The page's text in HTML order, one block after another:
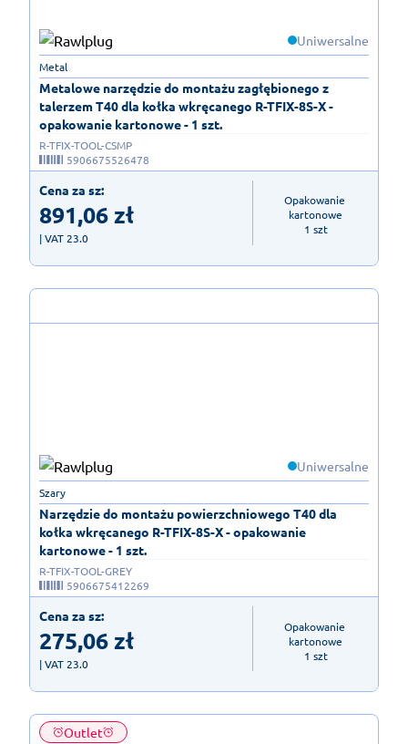
Uniwersalne
Metalowe narzędzie do montażu zagłębionego z
talerzem T40 dla kołka wkręcanego R-TFIX-8S-X -
opakowanie kartonowe - 1 szt.
Metal
R-TFIX-TOOL-CSMP
5906675526478
Cena za sz:
891,06zł
| VAT 23.0
Opakowanie
kartonowe
1 szt
Uniwersalne
Narzędzie do montażu powierzchniowego T40 dla
kołka wkręcanego R-TFIX-8S-X - opakowanie
kartonowe - 1 szt.
Szary
R-TFIX-TOOL-GREY
5906675412269
Cena za sz:
275,06zł
| VAT 23.0
Opakowanie
kartonowe
1 szt
Outlet